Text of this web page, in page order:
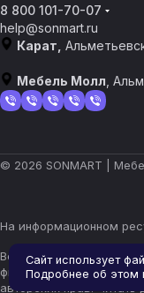
8 800 101-70-07
help@sonmart.ru
Карат,
Мебель Молл ,
© 2026 SONMART |
На информационном
Все ресурсы сайта
фирменное
авторских прав.
Сайт использует
Подробнее об этом